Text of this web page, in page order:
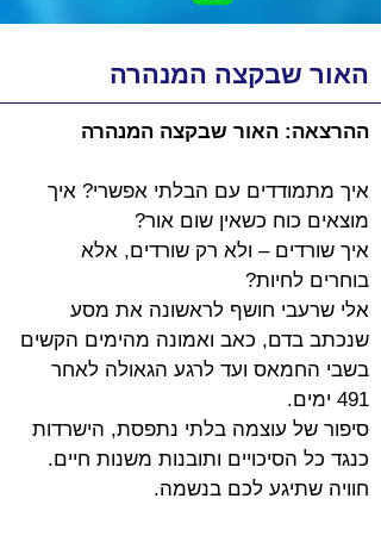
האור שבקצה המנהרה
ההרצאה: האור שבקצה המנהרה
איך מתמודדים עם הבלתי אפשרי? איך
מוצאים כוח כשאין שום אור?
איך שורדים – ולא רק שורדים, אלא
בוחרים לחיות?
אלי שרעבי חושף לראשונה את מסע
שנכתב בדם, כאב ואמונה מהימים הקשים
בשבי החמאס ועד לרגע הגאולה לאחר
491 ימים.
סיפור של עוצמה בלתי נתפסת, הישרדות
כנגד כל הסיכויים ותובנות משנות חיים.
חוויה שתיגע לכם בנשמה.